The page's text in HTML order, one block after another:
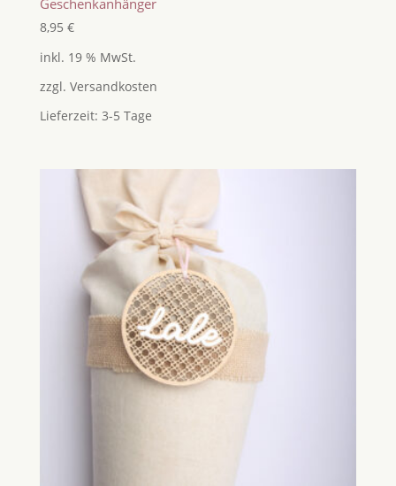
8,95 €
inkl. 19 % MwSt.
zzgl. Versandkosten
Lieferzeit: 3-5 Tage